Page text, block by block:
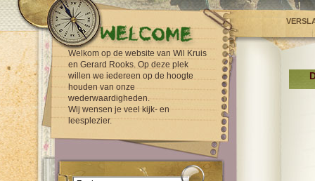
Welkom op de website van Wil Kruis
en Gerard Rooks. Op deze plek
willen we iedereen op de hoogte
houden van onze
wederwaardigheden.
Wij wensen je veel kijk- en
leesplezier.